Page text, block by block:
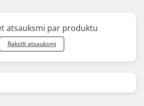
atsauksmi par produktu
Rakstīt atsauksmi